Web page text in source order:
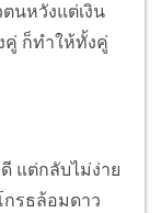
นหวังแต่เงิน
ก็ทำให้ทั้งคู่
ต่กลับไม่ง่าย
รธล้อมดาว